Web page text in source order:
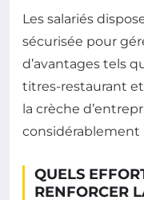
Les salariés
sécurisée pour
d’avantages tels
titres-restaurant
la crèche
considérablement
QUELS
RENFORCER